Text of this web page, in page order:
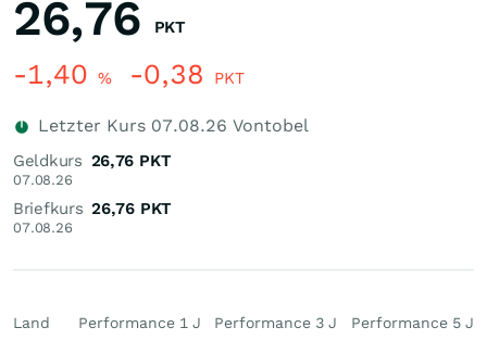
26,76 PKT
-1,40 % -0,38 PKT
Letzter Kurs 07.08.26 Vontobel
Geldkurs
07.08.26
26,76 PKT
Briefkurs
07.08.26
26,76 PKT
Land Performance 1 J Performance 3 J Performance 5 J